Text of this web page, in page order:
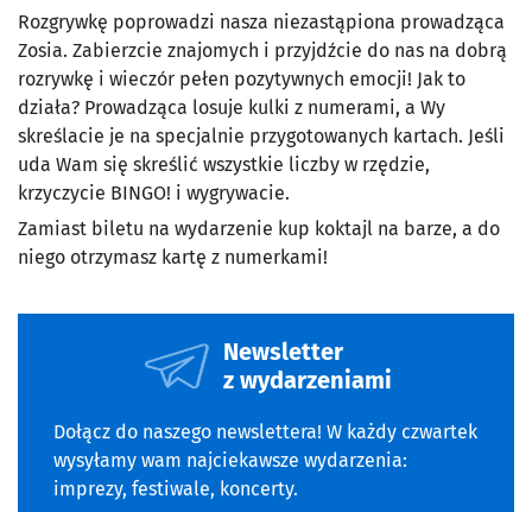
Rozgrywkę poprowadzi nasza niezastąpiona prowadząca
Zosia. Zabierzcie znajomych i przyjdźcie do nas na dobrą
rozrywkę i wieczór pełen pozytywnych emocji! Jak to
działa? Prowadząca losuje kulki z numerami, a Wy
skreślacie je na specjalnie przygotowanych kartach. Jeśli
uda Wam się skreślić wszystkie liczby w rzędzie,
krzyczycie BINGO! i wygrywacie.
Zamiast biletu na wydarzenie kup koktajl na barze, a do
niego otrzymasz kartę z numerkami!
Newsletter
z wydarzeniami
Dołącz do naszego newslettera! W każdy czwartek
wysyłamy wam najciekawsze wydarzenia:
imprezy, festiwale, koncerty.